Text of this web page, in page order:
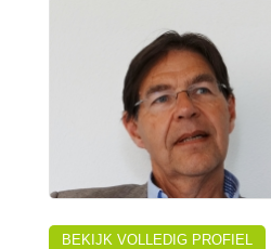
BEKIJK VOLLEDIG PROFIEL